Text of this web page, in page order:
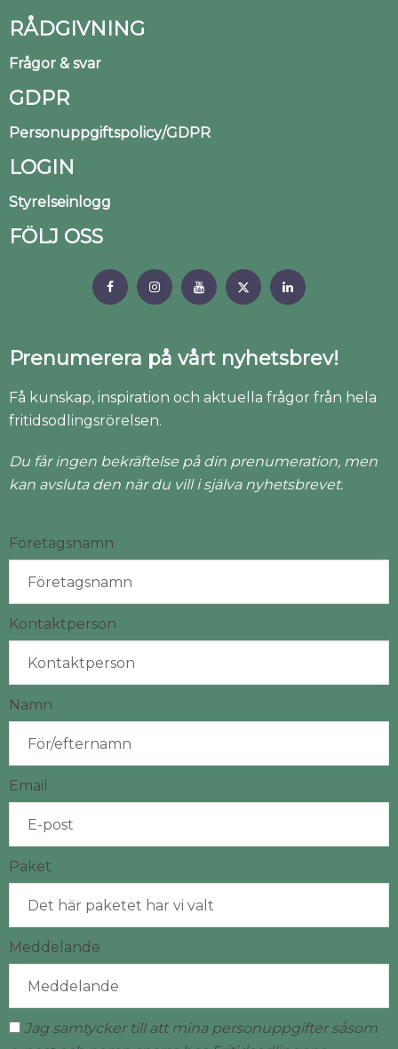
RÅDGIVNING
Frågor & svar
GDPR
Personuppgiftspolicy/GDPR
LOGIN
Styrelseinlogg
FÖLJ OSS
Prenumerera på vårt nyhetsbrev!
Få kunskap, inspiration och aktuella frågor från hela
fritidsodlingsrörelsen.
Du får ingen bekräftelse på din prenumeration, men
kan avsluta den när du vill i själva nyhetsbrevet.
Företagsnamn
Kontaktperson
Namn
Email
Paket
Meddelande
Jag samtycker till att mina personuppgifter såsom